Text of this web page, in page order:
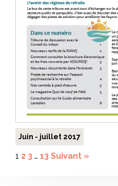
Juin - juillet 2017
1 2 3 … 13 Suivant »